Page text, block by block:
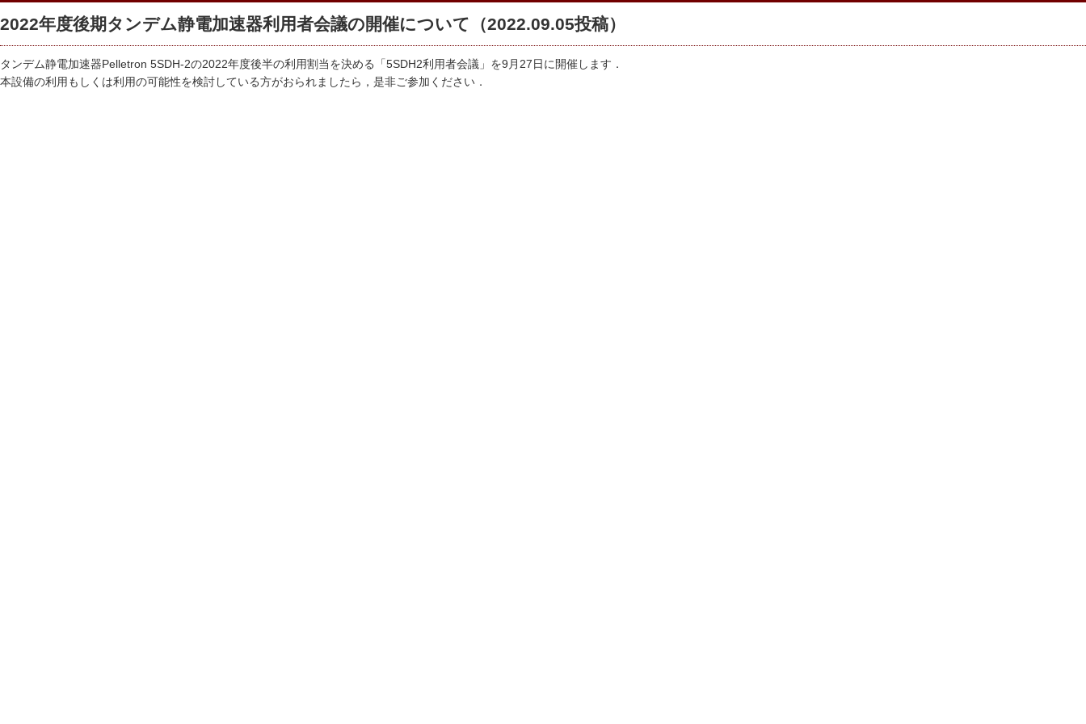
2022年度後期タンデム静電加速器利用者会議の開催について（2022.09.05投稿）
タンデム静電加速器Pelletron 5SDH-2の2022年度後半の利用割当を決める「5SDH2利用者会議」を9月27日に開催します．
本設備の利用もしくは利用の可能性を検討している方がおられましたら，是非ご参加ください．